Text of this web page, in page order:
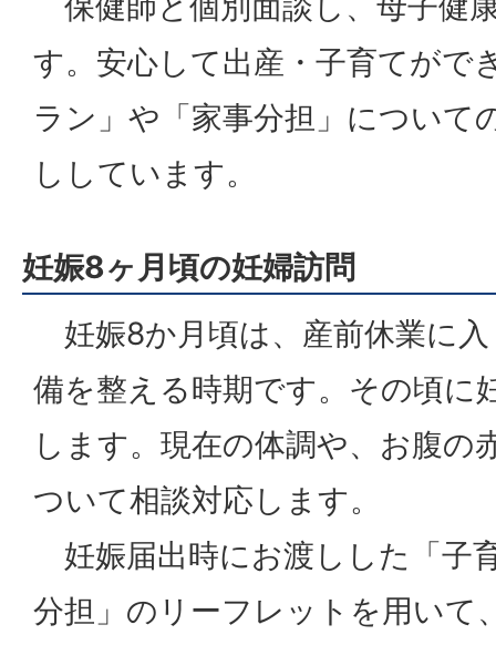
す。安心して出産・子育てがで
ラン」や「家事分担」について
ししています。
妊娠8ヶ月頃の妊婦訪問
妊娠8か月頃は、産前休業に
備を整える時期です。その頃に
します。現在の体調や、お腹の
ついて相談対応します。
妊娠届出時にお渡しした「子
分担」のリーフレットを用いて